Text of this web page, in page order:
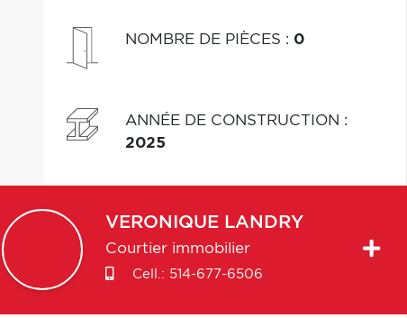
NOMBRE DE PIÈCES : 0
ANNÉE DE CONSTRUCTION :
2025
VERONIQUE LANDRY
Courtier immobilier
Cell.: 514-677-6506